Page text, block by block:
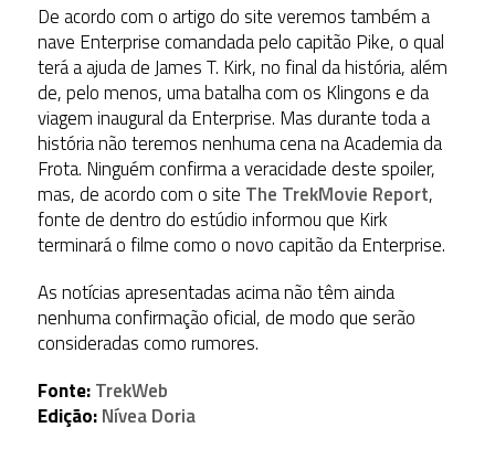
De acordo com o artigo do site veremos também a
nave Enterprise comandada pelo capitão Pike, o qual
terá a ajuda de James T. Kirk, no final da história, além
de, pelo menos, uma batalha com os Klingons e da
viagem inaugural da Enterprise. Mas durante toda a
história não teremos nenhuma cena na Academia da
Frota. Ninguém confirma a veracidade deste spoiler,
mas, de acordo com o site The TrekMovie Report,
fonte de dentro do estúdio informou que Kirk
terminará o filme como o novo capitão da Enterprise.
As notícias apresentadas acima não têm ainda
nenhuma confirmação oficial, de modo que serão
consideradas como rumores.
Fonte:TrekWeb
Edição:Nívea Doria